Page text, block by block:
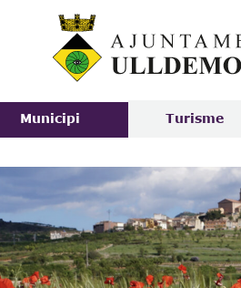
contingut
Municipi Turisme